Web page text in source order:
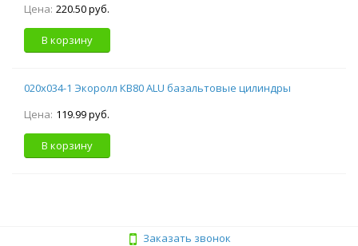
Цена: 220.50 руб.
В корзину
020х034-1 Экоролл КВ80 ALU базальтовые цилиндры
Цена: 119.99 руб.
В корзину
Заказать звонок